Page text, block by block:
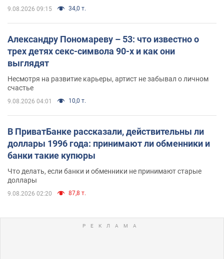
9.08.2026 09:15 34,0 т.
Александру Пономареву – 53: что известно о
трех детях секс-символа 90-х и как они
выглядят
Несмотря на развитие карьеры, артист не забывал о личном
счастье
9.08.2026 04:01 10,0 т.
В ПриватБанке рассказали, действительны ли
доллары 1996 года: принимают ли обменники и
банки такие купюры
Что делать, если банки и обменники не принимают старые
доллары
9.08.2026 02:20 87,8 т.